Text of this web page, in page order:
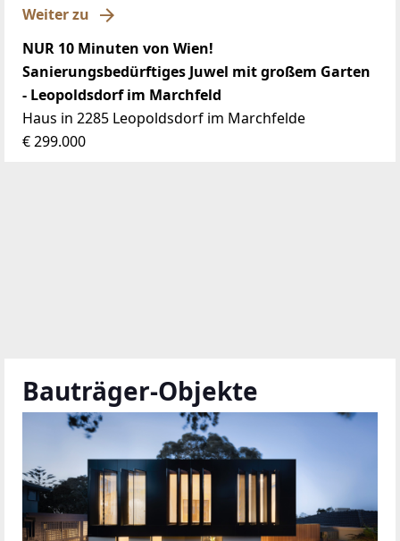
Weiter zu
NUR 10 Minuten von Wien!
Sanierungsbedürftiges Juwel mit großem Garten
- Leopoldsdorf im Marchfeld
Haus in 2285 Leopoldsdorf im Marchfelde
€ 299.000
Bauträger-Objekte